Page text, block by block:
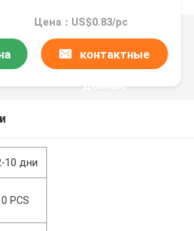
Цена：US$0.83/pc
контактные
данные
10 дни
PCS